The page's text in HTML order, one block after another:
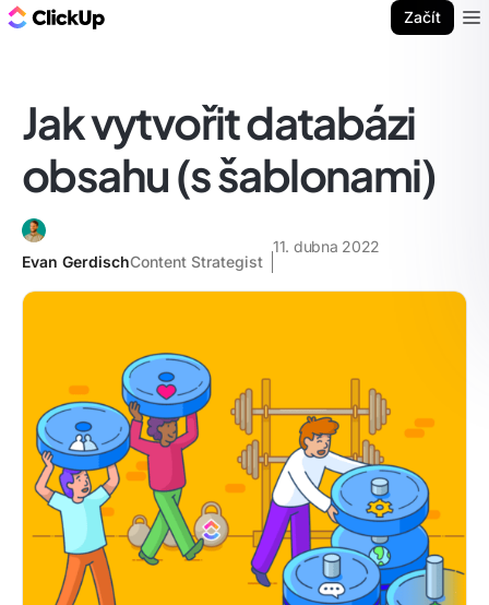
Začít
Jak vytvořit databázi
obsahu (s šablonami)
Evan GerdischContent Strategist
11. dubna 2022